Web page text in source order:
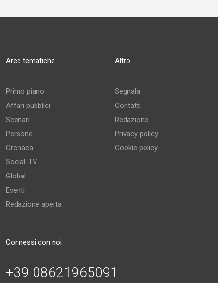
Aree tematiche
Primo piano
Affari pubblici
Scenari
Persone
Cronaca
Social-TV
Global
Eventi
Redazione aperta
Altro
Segnala
Contatti
Redazione
Privacy policy
Cookie policy
Connessi con noi
+39 08621965091